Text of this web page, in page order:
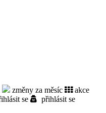
změny za měsíc
akce
se
přihlásit se